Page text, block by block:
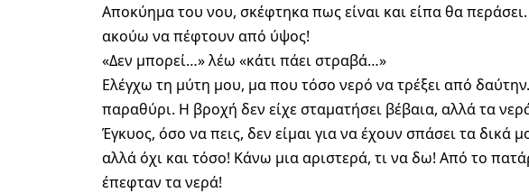
Αποκύημα του νου, σκέφτηκα πως είναι και είπα θα
ακούω να πέφτουν από ύψος!
«Δεν μπορεί…» λέω «κάτι πάει στραβά…»
Ελέγχω τη μύτη μου, μα που τόσο νερό να τρέξει από
παραθύρι. Η βροχή δεν είχε σταματήσει βέβαια, αλλά τα
Έγκυος, όσο να πεις, δεν είμαι για να έχουν σπάσει τα
αλλά όχι και τόσο! Κάνω μια αριστερά, τι να δω! Από το
έπεφταν τα νερά!